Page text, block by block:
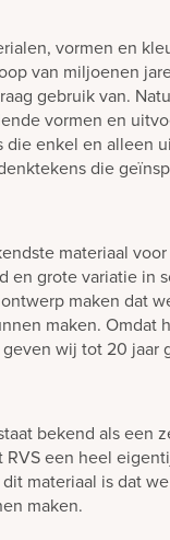
vormen en
van miljoenen
gebruik van.
vormen en
enkel en alleen
die
materiaal
en grote variatie in
maken dat
maken. Omdat
wij tot 20 jaar
bekend als een
een heel
materiaal is dat
maken.